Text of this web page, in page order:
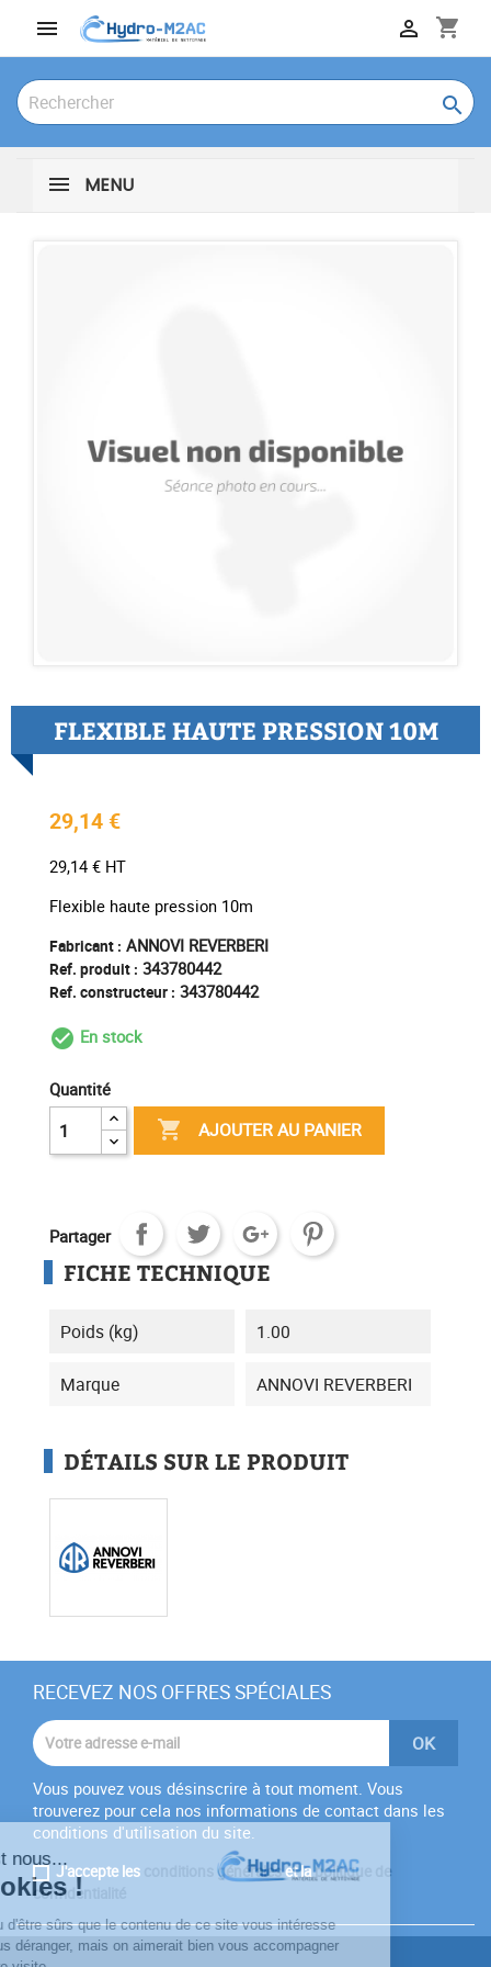
 shopping_cart


MENU
FLEXIBLE HAUTE PRESSION 10M
29,14 €
29,14 € HT
Flexible haute pression 10m
Fabricant : ANNOVI REVERBERI
Ref. produit : 343780442
Ref. constructeur : 343780442
check_circle_outline
En stock
Quantité
 AJOUTER AU PANIER
Partager
FICHE TECHNIQUE
Poids (kg) 1.00
Marque ANNOVI REVERBERI
DÉTAILS SUR LE PRODUIT
RECEVEZ NOS OFFRES SPÉCIALES
Vous pouvez vous désinscrire à tout moment. Vous
trouverez pour cela nos informations de contact dans les
conditions d'utilisation du site.
J'accepte les conditions généraleset lapolitique de
confidentialité